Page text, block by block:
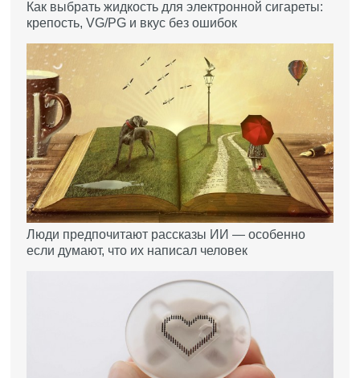
Как выбрать жидкость для электронной сигареты:
крепость, VG/PG и вкус без ошибок
Люди предпочитают рассказы ИИ — особенно
если думают, что их написал человек